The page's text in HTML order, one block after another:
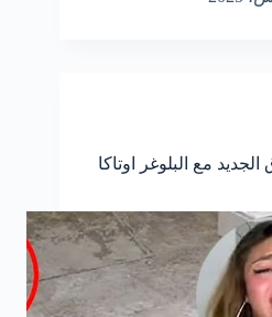
مع البلوغر اوتاكا